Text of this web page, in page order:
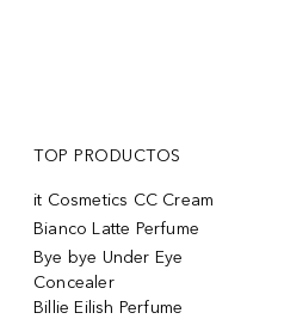
TOP PRODUCTOS
it Cosmetics CC Cream
Bianco Latte Perfume
Bye bye Under Eye
Concealer
Billie Eilish Perfume